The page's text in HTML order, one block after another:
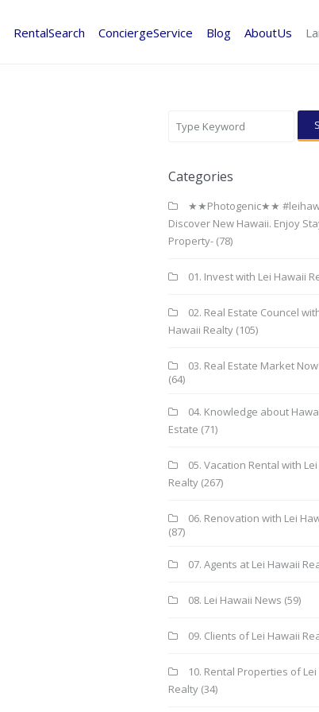
RentalSearch ConciergeService Blog AboutUs
Categories
★★Photogenic★★
Discover New Hawaii. Enjoy
Property- (78)
01. Invest with Lei Hawaii
02. Real Estate Councel
Hawaii Realty (105)
03. Real Estate Market
(64)
04. Knowledge about
Estate (71)
05. Vacation Rental with
Realty (267)
06. Renovation with Lei
(87)
07. Agents at Lei Hawaii
08. Lei Hawaii News (59)
09. Clients of Lei Hawaii
10. Rental Properties of
Realty (34)